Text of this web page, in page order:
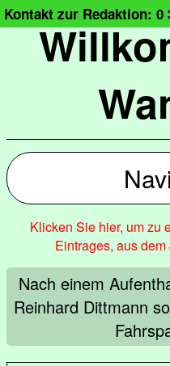
Kontakt zur Redaktion: 0
Klicken Sie hier, um zu
Eintrages, aus
Nach einem
Reinhard Dittmann